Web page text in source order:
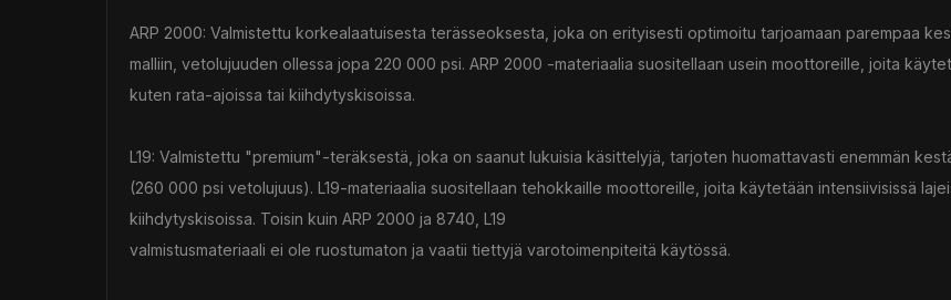
ARP 2000: Valmistettu korkealaatuisesta terässeoksesta, joka on erityisesti optimoitu tarjoamaan parempaa
malliin, vetolujuuden ollessa jopa 220 000 psi. ARP 2000 -materiaalia suositellaan usein moottoreille, joita
kuten rata-ajoissa tai kiihdytyskisoissa.
L19: Valmistettu "premium"-teräksestä, joka on saanut lukuisia käsittelyjä, tarjoten huomattavasti enemmän
(260 000 psi vetolujuus). L19-materiaalia suositellaan tehokkaille moottoreille, joita käytetään intensiivisissä
kiihdytyskisoissa. Toisin kuin ARP 2000 ja 8740, L19
valmistusmateriaali ei ole ruostumaton ja vaatii tiettyjä varotoimenpiteitä käytössä.